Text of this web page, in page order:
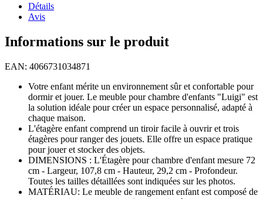
Détails
Avis
Informations sur le produit
EAN: 4066731034871
Votre enfant mérite un environnement sûr et confortable pour
dormir et jouer. Le meuble pour chambre d'enfants "Luigi" est
la solution idéale pour créer un espace personnalisé, adapté à
chaque maison.
L'étagère enfant comprend un tiroir facile à ouvrir et trois
étagères pour ranger des jouets. Elle offre un espace pratique
pour jouer et stocker des objets.
DIMENSIONS : L'Étagère pour chambre d'enfant mesure 72
cm - Largeur, 107,8 cm - Hauteur, 29,2 cm - Profondeur.
Toutes les tailles détaillées sont indiquées sur les photos.
MATÉRIAU: Le meuble de rangement enfant est composé de